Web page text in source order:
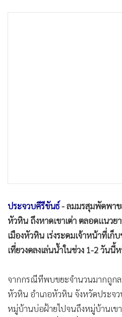
• การเมือง
• วิทยาศาสตร์
• หุ้น
• อินโดจีน
กองทุนรวม
• Factcheck
• ญี่ปุ่น
• News1
ประจวบคีรีขันธ์- ลมมรสุมพัดพาข
หัวหิน ถึงหาดเขาเต่า ตลอดแนวย
เมืองหัวหิน เร่งระดมเจ้าหน้าที่เ
เที่ยวงดลงเล่นน้ำในช่วง 1-2 วันนี้
จากกรณีทีพบขยะจำนวนมากถูกล
หัวหิน อำเภอหัวหิน จังหวัดประจ
หมู่บ้านบ่อฝ้ายไปจนถึงหมู่บ้านเขา